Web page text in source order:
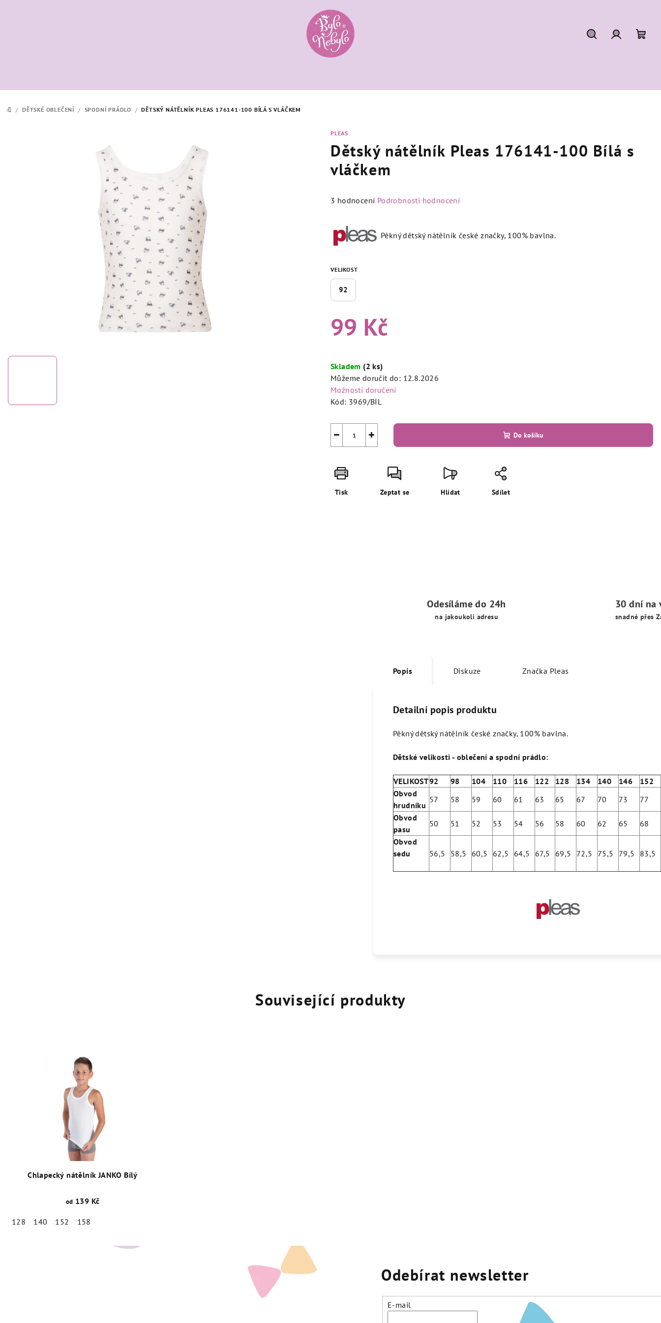
DOMŮ
/ DĚTSKÉ OBLEČENÍ / SPODNÍ PRÁDLO / DĚTSKÝ NÁTĚLNÍK PLEAS 176141-100 BÍLÁ S VLÁČKEM
PLEAS
Dětský nátělník Pleas 176141-100 Bílá s
vláčkem
Průměrné
produktu
5,0
5
hvězdiček.
3 hodnocení Podrobnosti hodnocení
Pěkný dětský nátělník české značky, 100% bavlna.
VELIKOST
92
99 Kč
cena:
Skladem (2 ks)
Můžeme doručit do: 12.8.2026
Možnosti doručení
Kód: 3969/BIL
+
− Do košíku
Tisk Zeptat se Hlídat Sdílet
Odesíláme do 24h
na jakoukoli adresu
30 dní na
snadné přes
Popis Diskuze Značka Pleas
Detailní popis produktu
Pěkný dětský nátělník české značky, 100% bavlna.
Dětské velikosti - oblečení a spodní prádlo:
VELIKOST92 98 104 110 116 122 128 134 140 146
152
Obvod
hrudníku
57 58 59 60 61 63 65 67 70 73
77
Obvod
pasu
50 51 52 53 54 56 58 60 62 65
68
Obvod
sedu
56,5 58,5 60,5 62,5 64,5 67,5 69,5 72,5 75,5 79,5 83,5
Související produkty
Chlapecký nátělník JANKO Bílý
od 139 Kč
128 140 152 158
Odebírat newsletter
E-mail